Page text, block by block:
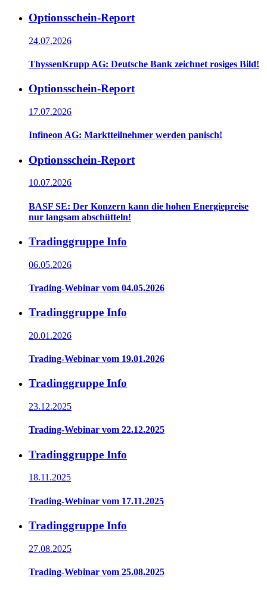
Optionsschein-Report
24.07.2026
ThyssenKrupp AG: Deutsche Bank zeichnet rosiges Bild!
Optionsschein-Report
17.07.2026
Infineon AG: Marktteilnehmer werden panisch!
Optionsschein-Report
10.07.2026
BASF SE: Der Konzern kann die hohen Energiepreise
nur langsam abschütteln!
Tradinggruppe Info
06.05.2026
Trading-Webinar vom 04.05.2026
Tradinggruppe Info
20.01.2026
Trading-Webinar vom 19.01.2026
Tradinggruppe Info
23.12.2025
Trading-Webinar vom 22.12.2025
Tradinggruppe Info
18.11.2025
Trading-Webinar vom 17.11.2025
Tradinggruppe Info
27.08.2025
Trading-Webinar vom 25.08.2025